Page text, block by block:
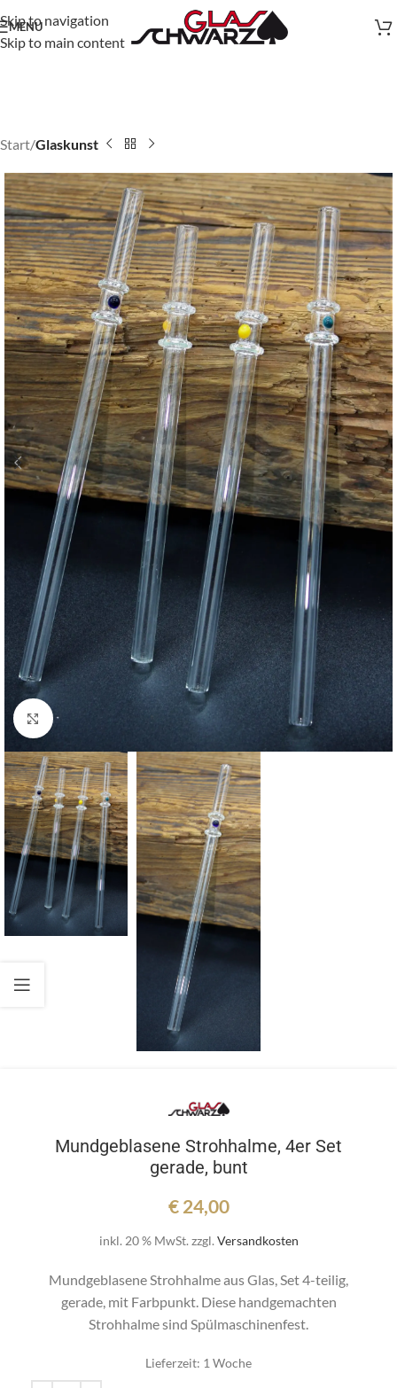
Skip to navigation
Skip to main content
MENU
Start Glaskunst
Zum vergrößern anklicken
Mundgeblasene Strohhalme, 4er Set
gerade, bunt
€24,00
inkl. 20 % MwSt. zzgl. Versandkosten
Mundgeblasene Strohhalme aus Glas, Set 4-teilig,
gerade, mit Farbpunkt. Diese handgemachten
Strohhalme sind Spülmaschinenfest.
Lieferzeit: 1 Woche